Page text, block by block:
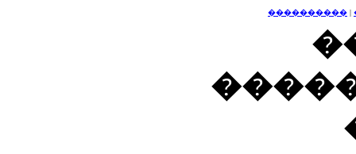
���������� |